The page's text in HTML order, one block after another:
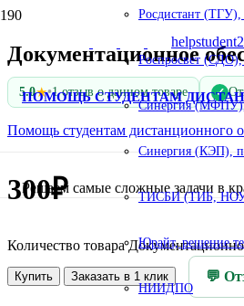
ПОМОЩЬ СТУДЕНТАМ
Решаем самые сложные задачи в
Росдистант (ТГУ),
Роспросвет
Синергия (МФПУ),
Синергия (КЭП),
ТИСБИ (ТИБ, НОУ
Юрайт, решение
НИИДПО
Документационное
5.0★•1 отзыв о данном товаре ✓
Помощь студентам дистанционного
300₽
Количество товара
Купить Заказать в 1 клик 💬